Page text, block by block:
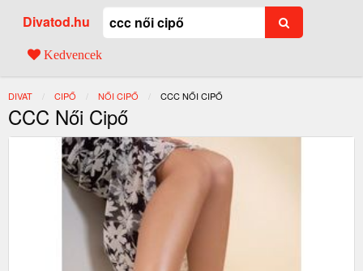
Divatod.hu
Kedvencek
DIVAT CIPŐ NŐI CIPŐ JELENLEGI:
CCC NŐI CIPŐ
CCC Női Cipő